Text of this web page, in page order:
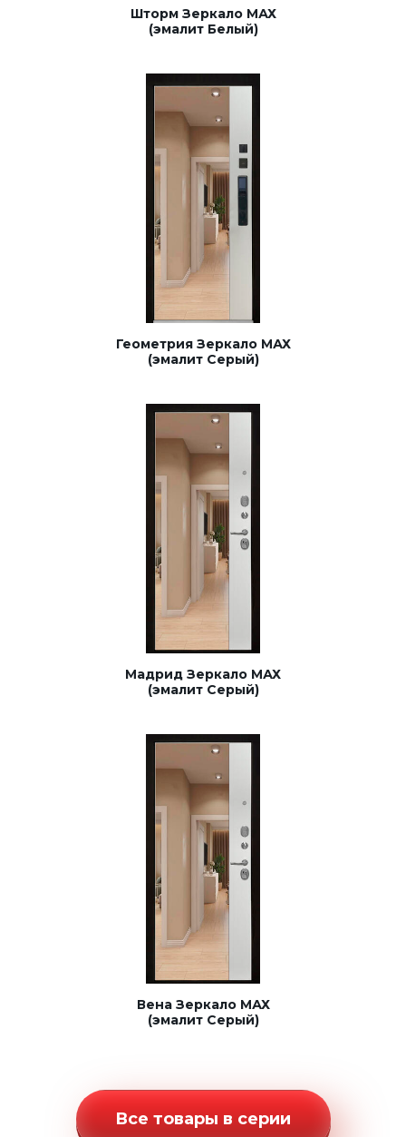
Шторм Зеркало МАХ
(эмалит Белый)
Геометрия Зеркало МАХ
(эмалит Серый)
Мадрид Зеркало МАХ
(эмалит Серый)
Вена Зеркало МАХ
(эмалит Серый)
Все товары в серии